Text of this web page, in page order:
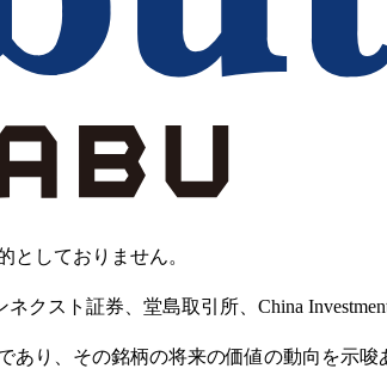
としておりません。
スト証券、堂島取引所、China Investment
り、その銘柄の将来の価値の動向を示